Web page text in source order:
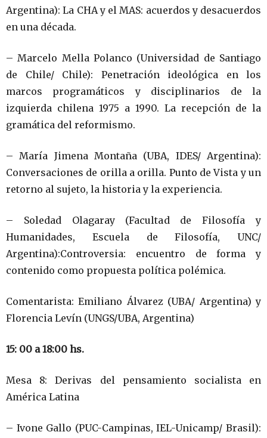
Argentina): La CHA y el MAS: acuerdos y desacuerdos
en una década.
– Marcelo Mella Polanco (Universidad de Santiago
de Chile/ Chile): Penetración ideológica en los
marcos programáticos y disciplinarios de la
izquierda chilena 1975 a 1990. La recepción de la
gramática del reformismo.
– María Jimena Montaña (UBA, IDES/ Argentina):
Conversaciones de orilla a orilla. Punto de Vista y un
retorno al sujeto, la historia y la experiencia.
– Soledad Olagaray (Facultad de Filosofía y
Humanidades, Escuela de Filosofía, UNC/
Argentina):Controversia: encuentro de forma y
contenido como propuesta política polémica.
Comentarista: Emiliano Álvarez (UBA/ Argentina) y
Florencia Levín (UNGS/UBA, Argentina)
15: 00 a 18:00 hs.
Mesa 8: Derivas del pensamiento socialista en
América Latina
– Ivone Gallo (PUC-Campinas, IEL-Unicamp/ Brasil):